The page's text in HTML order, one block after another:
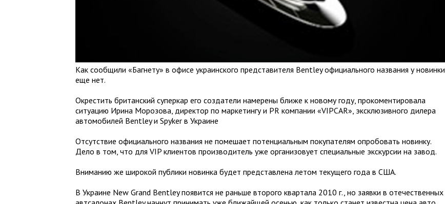
Как сообщили «Багнету» в офисе украинского представителя Bentley официального названия у новинки
еще нет.
Окрестить британский суперкар его создатели намерены ближе к новому году, прокоментировала
ситуацию Ирина Морозова, директор по маркетингу и PR компании «VIPCAR», эксклюзивного дилера
автомобилей Bentley и Spyker в Украине
Отсутствие официального названия не помешает потенциальным покупателям опробовать новинку.
Дело в том, что для VIP клиентов производитель уже организовует специальные экскурсии на завод.
Вниманию же широкой публики новинка будет представлена летом текущего года в США.
В Украине New Grand Bentley появится не раньше второго квартала 2010 г., но заявки в отечественных